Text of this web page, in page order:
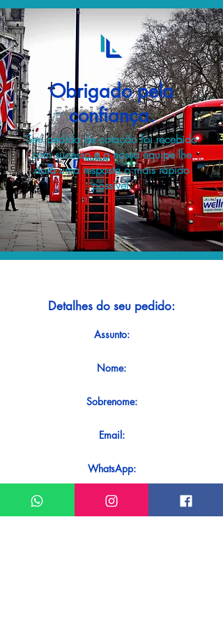
Obrigado pela
confiança.
Seu pedido de cotação foi recebido
com sucesso e a nossa equipe lhe
dará uma resposta o mais rápido
possível.
Detalhes do seu pedido:
Assunto:
Nome:
Sobrenome:
Email:
WhatsApp:
Mensagem: